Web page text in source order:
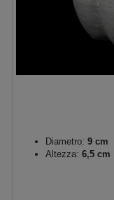
Diametro: 9 cm
Altezza: 6,5 cm